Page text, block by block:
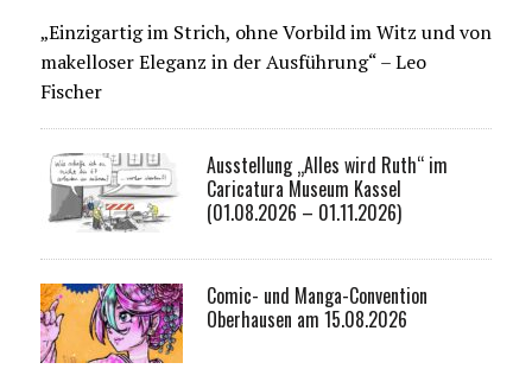
„Einzigartig im Strich, ohne Vorbild im Witz und von
makelloser Eleganz in der Ausführung“ – Leo
Fischer
Ausstellung „Alles wird Ruth“ im
Caricatura Museum Kassel
(01.08.2026 – 01.11.2026)
Comic- und Manga-Convention
Oberhausen am 15.08.2026